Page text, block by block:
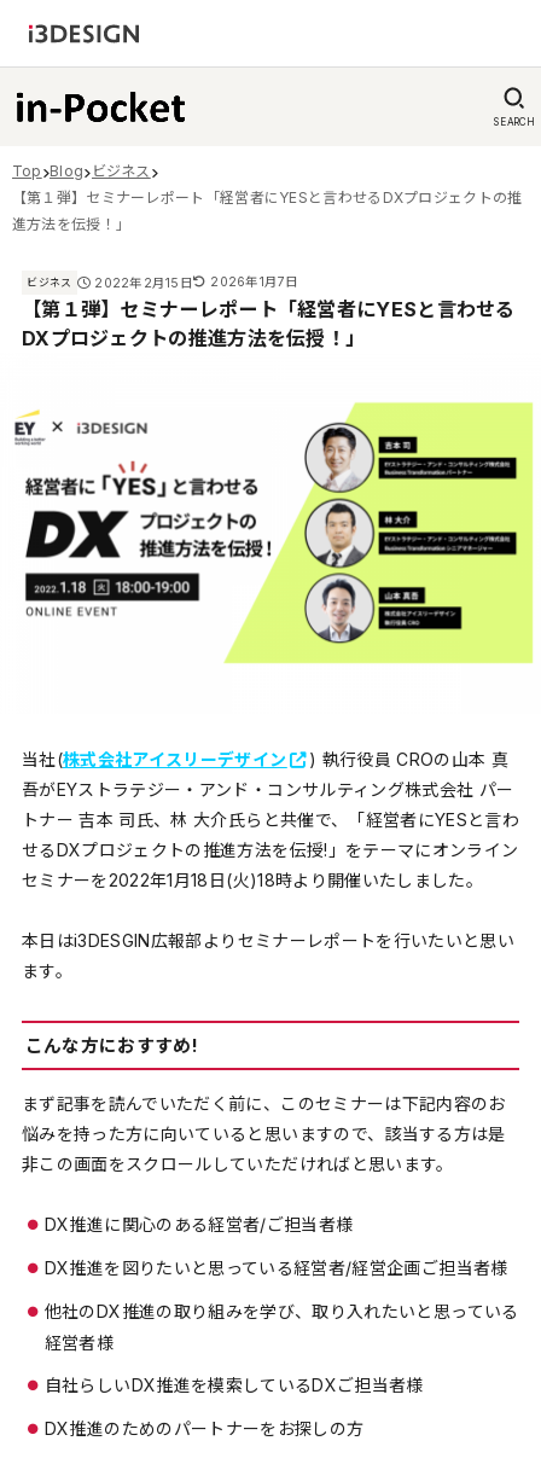
SEARCH
Top Blog
ビジネス
【第１弾】セミナーレポート「経営者にYESと言わせるDXプロジェクトの推
進方法を伝授！」
ビジネス 2022年2月15日 2026年1月7日
【第１弾】セミナーレポート「経営者にYESと言わせる
DXプロジェクトの推進方法を伝授！」
当社(株式会社アイスリーデザイン
) 執行役員 CROの山本 真
吾がEYストラテジー・アンド・コンサルティング株式会社 パー
トナー 吉本 司氏、林 大介氏らと共催で、「経営者にYESと言わ
せるDXプロジェクトの推進方法を伝授!」をテーマにオンライン
セミナーを2022年1月18日(火)18時より開催いたしました。
本日はi3DESGIN広報部よりセミナーレポートを行いたいと思い
ます。
こんな方におすすめ!
まず記事を読んでいただく前に、このセミナーは下記内容のお
悩みを持った方に向いていると思いますので、該当する方は是
非この画面をスクロールしていただければと思います。
DX推進に関心のある経営者/ご担当者様
DX推進を図りたいと思っている経営者/経営企画ご担当者様
他社のDX推進の取り組みを学び、取り入れたいと思っている
経営者様
自社らしいDX推進を模索しているDXご担当者様
DX推進のためのパートナーをお探しの方